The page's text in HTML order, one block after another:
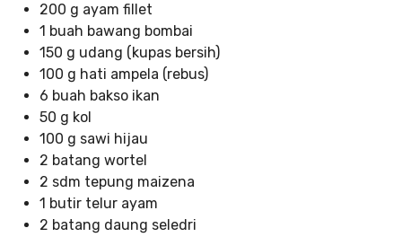
200 g ayam fillet
1 buah bawang bombai
150 g udang (kupas bersih)
100 g hati ampela (rebus)
6 buah bakso ikan
50 g kol
100 g sawi hijau
2 batang wortel
2 sdm tepung maizena
1 butir telur ayam
2 batang daung seledri